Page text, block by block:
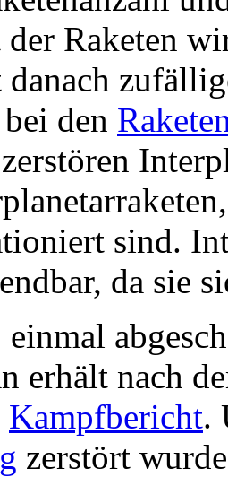
Raketen
den
sind.
da sie
erhält nach
Kampfbericht.
zerstört